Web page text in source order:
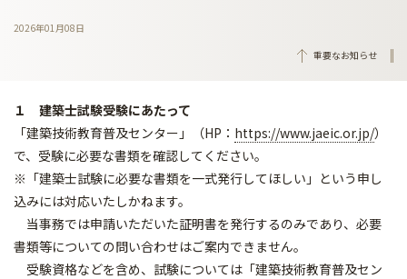
2026年01月08日
重要なお知らせ
１ 建築士試験受験にあたって
「建築技術教育普及センター」（HP： https://www.jaeic.or.jp/）
で、受験に必要な書類を確認してください。
※「建築士試験に必要な書類を一式発行してほしい」という申し
込みには対応いたしかねます。
当事務では申請いただいた証明書を発行するのみであり、必要
書類等についての問い合わせはご案内できません。
受験資格などを含め、試験については「建築技術教育普及セン